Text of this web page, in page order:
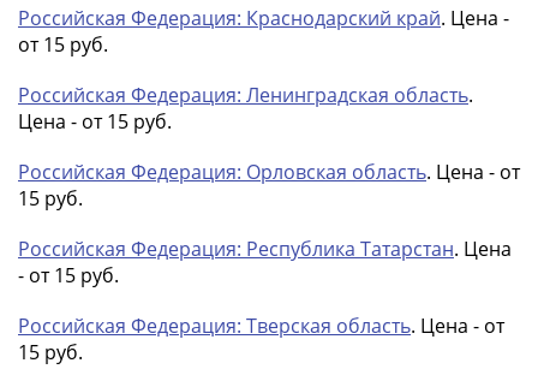
2022-
2025
Банкноты
мира
Австралия
Океания
Азия
Америка
Европа
СНГ
Российская Федерация: Краснодарский край. Цена -
от 15 руб.
Российская Федерация: Ленинградская область.
Цена - от 15 руб.
Российская Федерация: Орловская область. Цена - от
15 руб.
Российская Федерация: Республика Татарстан. Цена
- от 15 руб.
Российская Федерация: Тверская область. Цена - от
15 руб.